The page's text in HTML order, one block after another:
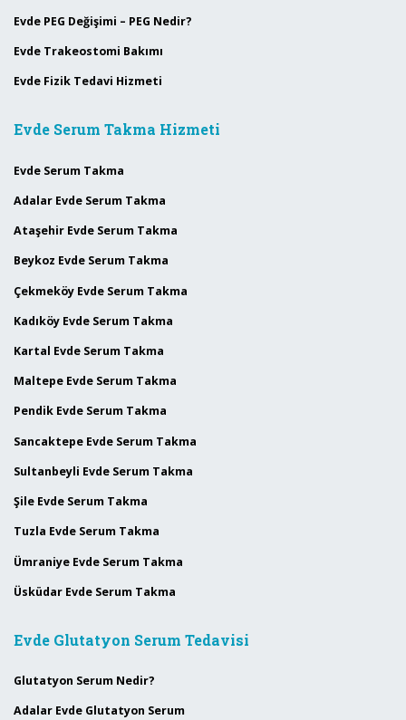
Evde PEG Değişimi – PEG Nedir?
Evde Trakeostomi Bakımı
Evde Fizik Tedavi Hizmeti
Evde Serum Takma Hizmeti
Evde Serum Takma
Adalar Evde Serum Takma
Ataşehir Evde Serum Takma
Beykoz Evde Serum Takma
Çekmeköy Evde Serum Takma
Kadıköy Evde Serum Takma
Kartal Evde Serum Takma
Maltepe Evde Serum Takma
Pendik Evde Serum Takma
Sancaktepe Evde Serum Takma
Sultanbeyli Evde Serum Takma
Şile Evde Serum Takma
Tuzla Evde Serum Takma
Ümraniye Evde Serum Takma
Üsküdar Evde Serum Takma
Evde Glutatyon Serum Tedavisi
Glutatyon Serum Nedir?
Adalar Evde Glutatyon Serum